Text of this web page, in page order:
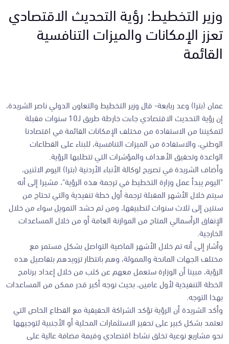
وزير التخطيط: رؤية التحديث الاقتصادي
تعزز الإمكانات والميزات التنافسية
القائمة
عمان (بترا) وعد ربابعة- قال وزير التخطيط والتعاون الدولي ناصر الشريدة،
إن رؤية التحديث الاقتصادي جاءت خارطة طريق لـ10 سنوات مقبلة
لتمكيننا من الاستفادة من مختلف الإمكانات القائمة في اقتصادنا
الوطني، والاستفادة من الميزات التنافسية، للبناء على القطاعات
الواعدة وتحقيق الأهداف والمؤشرات التي تتطلبها الرؤية.
وأضاف الشريدة في تصريح لوكالة الأنباء الأردنية (بترا) اليوم الاثنين،
"اليوم يبدأ عمل وزارة التخطيط في ترجمة هذه الرؤية"، مشيرا إلى أنه
سيتم خلال الأشهر المقبلة ترجمة أول خطة تنفيذية والتي تحتاج من
سنتين إلى ثلاث سنوات لتطبيقها، ومن ثم حشد التمويل سواء من خلال
الإنفاق الرأسمالي المتاح من الموازنة العامة أو من خلال المساعدات
الخارجية.
وأشار إلى أنه تم خلال الأشهر الماضية التواصل بشكل مستمر مع
مختلف الجهات المانحة والممولة، وهم بانتظار تزويدهم بتفاصيل هذه
الرؤية، مبينا أن الوزارة ستعمل معهم عن كثب من خلال إعداد برنامج
الخطة التنفيذية لأول عامين، بحيث نوجه أكبر قدر ممكن من المساعدات
بهذا التوجه.
وأكد الشريدة أن الرؤية تؤكد الشراكة الحقيقية مع القطاع الخاص التي
تعتمد بشكل كبير على تحفيز الاستثمارات المحلية أو الأجنبية لتوجيهها
نحو مشاريع نوعية تخلق نشاط اقتصادي وقيمة مضافة عالية على